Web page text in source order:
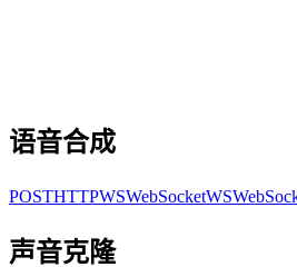
语音合成
POSTHTTPWSWebSocketWS
声音克隆